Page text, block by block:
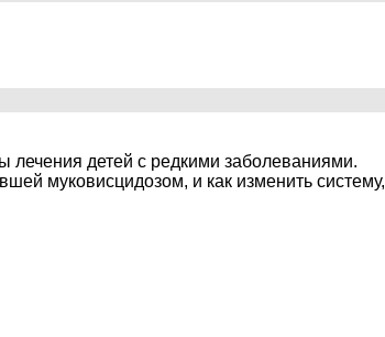
лечения детей с редкими заболеваниями.
муковисцидозом, и как изменить систему,